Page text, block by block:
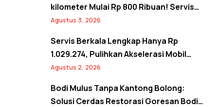
kilometer Mulai Rp 800 Ribuan! Servis
Semangat Kemerdekaan Promo Agustus
Agustus 3, 2026
Servis Berkala Lengkap Hanya Rp
1.029.274, Pulihkan Akselerasi Mobil
Seperti Baru! Back to Prime Promo
Agustus 2, 2026
Bodi Mulus Tanpa Kantong Bolong:
Solusi Cerdas Restorasi Goresan Bodi